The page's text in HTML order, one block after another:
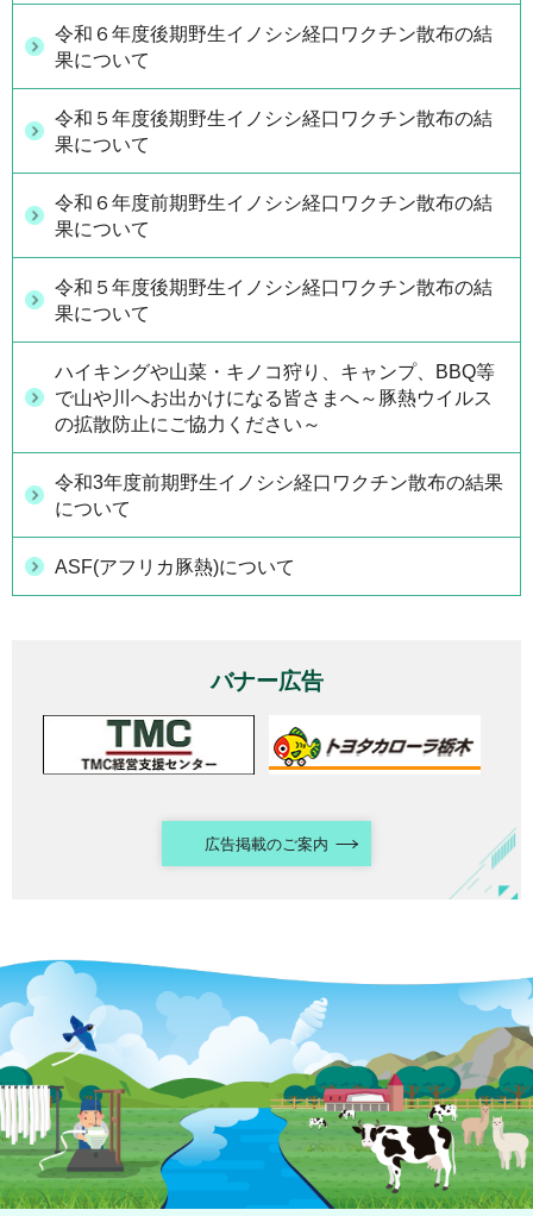
令和６年度後期野生イノシシ経口ワクチン散布の結
果について
令和５年度後期野生イノシシ経口ワクチン散布の結
果について
令和６年度前期野生イノシシ経口ワクチン散布の結
果について
令和５年度後期野生イノシシ経口ワクチン散布の結
果について
ハイキングや山菜・キノコ狩り、キャンプ、BBQ等
で山や川へお出かけになる皆さまへ～豚熱ウイルス
の拡散防止にご協力ください～
令和3年度前期野生イノシシ経口ワクチン散布の結果
について
ASF(アフリカ豚熱)について
バナー広告
広告掲載のご案内